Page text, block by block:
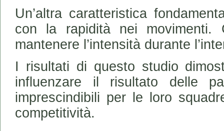
Un’altra caratteristica
con la rapidità nei movimenti.
mantenere l’intensità durante
I risultati di questo studio
influenzare il risultato delle
imprescindibili per le loro
competitività.